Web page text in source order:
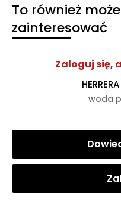
To również
zainteresować
Zaloguj się,
woda